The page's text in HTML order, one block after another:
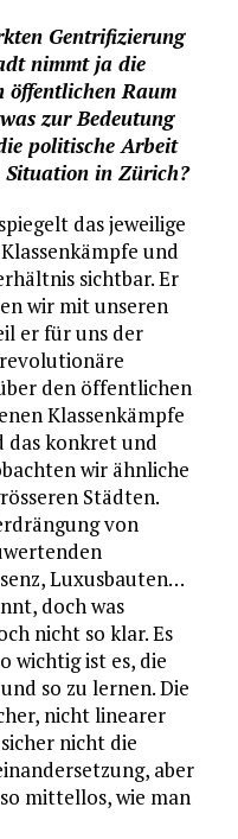
Gentrifizierung
nimmt ja die
öffentlichen Raum
zur Bedeutung
politische Arbeit
Situation in Zürich?
das jeweilige
und
sichtbar. Er
wir mit unseren
er für uns der
den öffentlichen
Klassenkämpfe
konkret und
wir ähnliche
Städten.
von
Luxusbauten…
doch was
nicht so klar. Es
wichtig ist es, die
so zu lernen. Die
nicht linearer
nicht die
aber
mittellos, wie man